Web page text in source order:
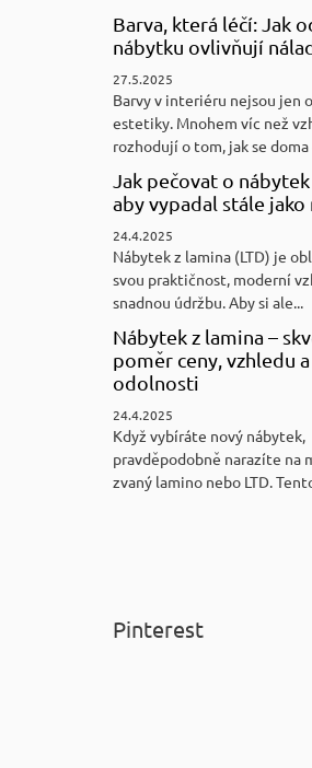
Barva, která léčí: Jak
nábytku ovlivňují
27.5.2025
Barvy v interiéru nejsou jen
estetiky. Mnohem víc než
rozhodují o tom, jak se doma
Jak pečovat o nábytek
aby vypadal stále jako
24.4.2025
Nábytek z lamina (LTD) je
svou praktičnost, moderní
snadnou údržbu. Aby si ale...
Nábytek z lamina –
poměr ceny, vzhledu a
odolnosti
24.4.2025
Když vybíráte nový nábytek,
pravděpodobně narazíte na
zvaný lamino nebo LTD.
Pinterest